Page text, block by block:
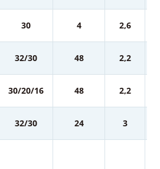
30 4 2,6
32/30 48 2,2
30/20/16 48 2,2
32/30 24 3